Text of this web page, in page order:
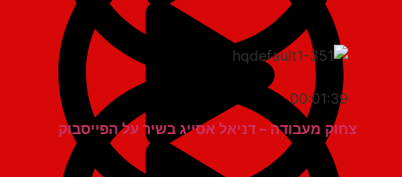
00:01:39
צחוק מעבודה – דניאל אסייג בשיר על הפייסבוק